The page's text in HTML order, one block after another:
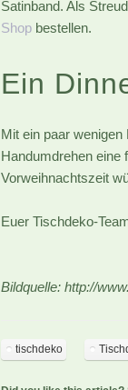
Satinband. Als
Shopbestellen.
Ein
Mit ein paar
Handumdrehen eine
Vorweihnachtszeit
Euer Tischdeko-
Bildquelle: http://
tischdeko